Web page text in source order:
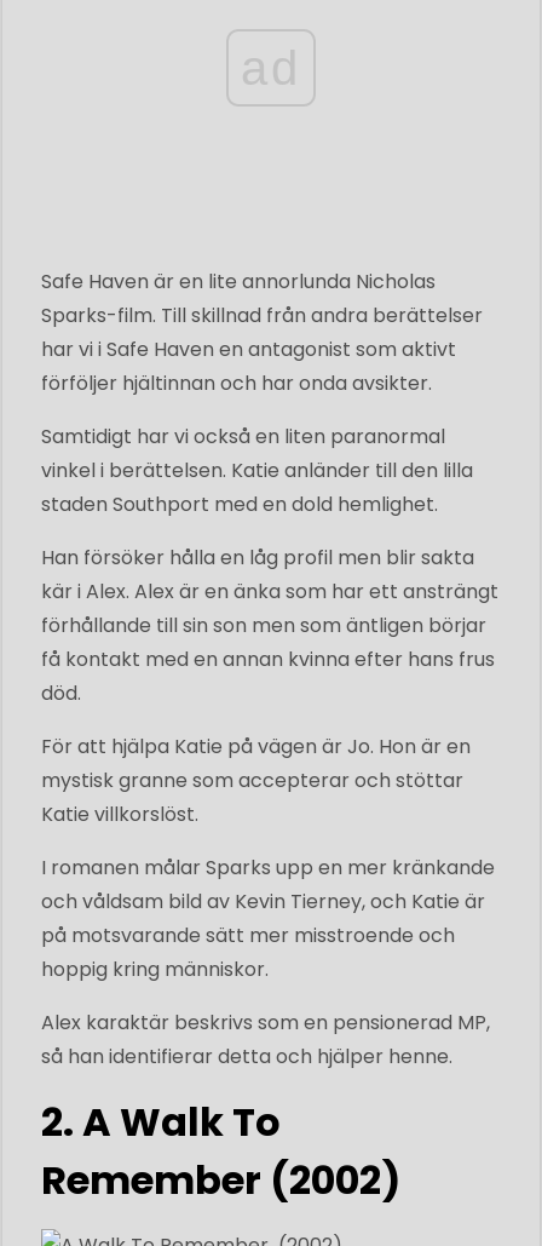
ad
Safe Haven är en lite annorlunda Nicholas
Sparks-film. Till skillnad från andra berättelser
har vi i Safe Haven en antagonist som aktivt
förföljer hjältinnan och har onda avsikter.
Samtidigt har vi också en liten paranormal
vinkel i berättelsen. Katie anländer till den lilla
staden Southport med en dold hemlighet.
Han försöker hålla en låg profil men blir sakta
kär i Alex. Alex är en änka som har ett ansträngt
förhållande till sin son men som äntligen börjar
få kontakt med en annan kvinna efter hans frus
död.
För att hjälpa Katie på vägen är Jo. Hon är en
mystisk granne som accepterar och stöttar
Katie villkorslöst.
I romanen målar Sparks upp en mer kränkande
och våldsam bild av Kevin Tierney, och Katie är
på motsvarande sätt mer misstroende och
hoppig kring människor.
Alex karaktär beskrivs som en pensionerad MP,
så han identifierar detta och hjälper henne.
2. A Walk To
Remember (2002)